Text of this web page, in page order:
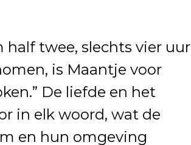
half twee, slechts vier uur
is Maantje voor
De liefde en het
in elk woord, wat de
en hun omgeving